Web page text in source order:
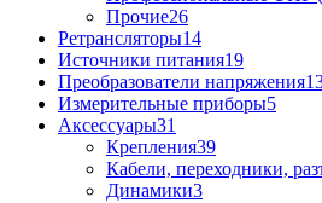
Прочие26
Ретрансляторы14
Источники питания19
Преобразователи напряжения
Измерительные приборы5
Аксессуары31
Крепления39
Кабели, переходники,
Динамики3